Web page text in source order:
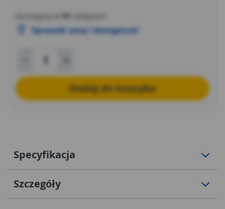
Dostępny w
sklepach
Sprawdź cenę i dostępność
Dodaj do koszyka
Specyfikacja
Szczegóły